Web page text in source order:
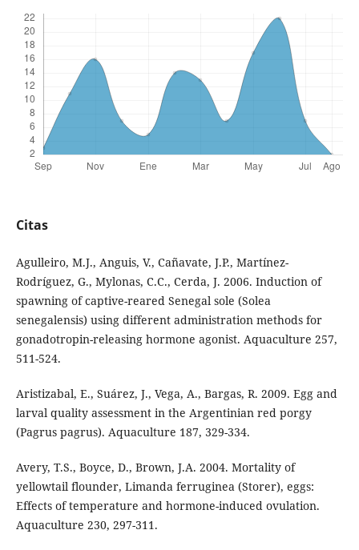
Citas
Agulleiro, M.J., Anguis, V., Cañavate, J.P., Martínez-
Rodríguez, G., Mylonas, C.C., Cerda, J. 2006. Induction of
spawning of captive-reared Senegal sole (Solea
senegalensis) using different administration methods for
gonadotropin-releasing hormone agonist. Aquaculture 257,
511-524.
Aristizabal, E., Suárez, J., Vega, A., Bargas, R. 2009. Egg and
larval quality assessment in the Argentinian red porgy
(Pagrus pagrus). Aquaculture 187, 329-334.
Avery, T.S., Boyce, D., Brown, J.A. 2004. Mortality of
yellowtail flounder, Limanda ferruginea (Storer), eggs:
Effects of temperature and hormone-induced ovulation.
Aquaculture 230, 297-311.